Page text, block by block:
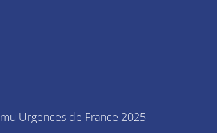
Urgences de France 2025